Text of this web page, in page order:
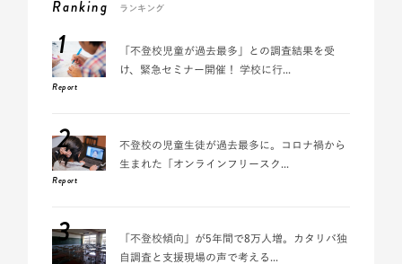
Ranking ランキング
1
Report
「不登校児童が過去最多」との調査結果を受
け、緊急セミナー開催！ 学校に行...
2
Report
不登校の児童生徒が過去最多に。コロナ禍から
生まれた「オンラインフリースク...
3
「不登校傾向」が5年間で8万人増。カタリバ独
自調査と支援現場の声で考える...